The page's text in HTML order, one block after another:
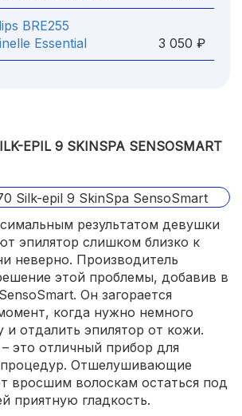
BRE255
Essential
3 050 ₽
EPIL 9 SKINSPA SENSOSMART
результатом девушки
эпилятор слишком близко к
неверно. Производитель
этой проблемы, добавив в
Он загорается
когда нужно немного
и отдалить эпилятор от кожи.
это отличный прибор для
Отшелушивающие
вросшим волоскам остаться под
приятную гладкость.